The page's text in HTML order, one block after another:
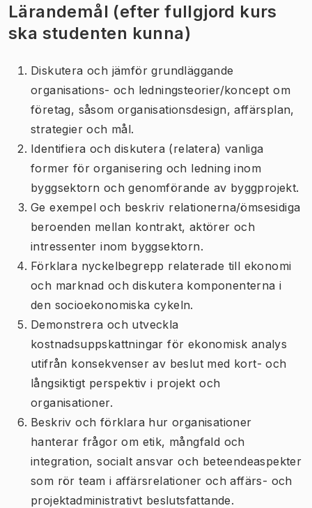
Lärandemål (efter fullgjord kurs
ska studenten kunna)
Diskutera och jämför grundläggande
organisations- och ledningsteorier/koncept om
företag, såsom organisationsdesign, affärsplan,
strategier och mål.
Identifiera och diskutera (relatera) vanliga
former för organisering och ledning inom
byggsektorn och genomförande av byggprojekt.
Ge exempel och beskriv relationerna/ömsesidiga
beroenden mellan kontrakt, aktörer och
intressenter inom byggsektorn.
Förklara nyckelbegrepp relaterade till ekonomi
och marknad och diskutera komponenterna i
den socioekonomiska cykeln.
Demonstrera och utveckla
kostnadsuppskattningar för ekonomisk analys
utifrån konsekvenser av beslut med kort- och
långsiktigt perspektiv i projekt och
organisationer.
Beskriv och förklara hur organisationer
hanterar frågor om etik, mångfald och
integration, socialt ansvar och beteendeaspekter
som rör team i affärsrelationer och affärs- och
projektadministrativt beslutsfattande.